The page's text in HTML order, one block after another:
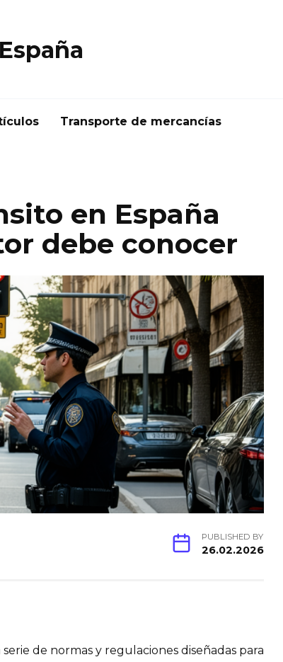
Transporte de mercancías
en España
debe conocer
PUBLISHED BY
26.02.2026
de normas y regulaciones diseñadas para